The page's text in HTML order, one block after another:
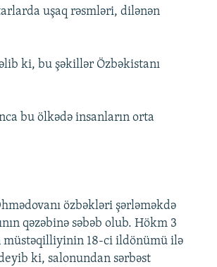
uşaq rəsmləri, dilənən
ki, bu şəkillər Özbəkistanı
bu ölkədə insanların orta
özbəkləri şərləməkdə
qəzəbinə səbəb olub. Hökm 3
müstəqilliyinin 18-ci ildönümü ilə
ki, salonundan sərbəst